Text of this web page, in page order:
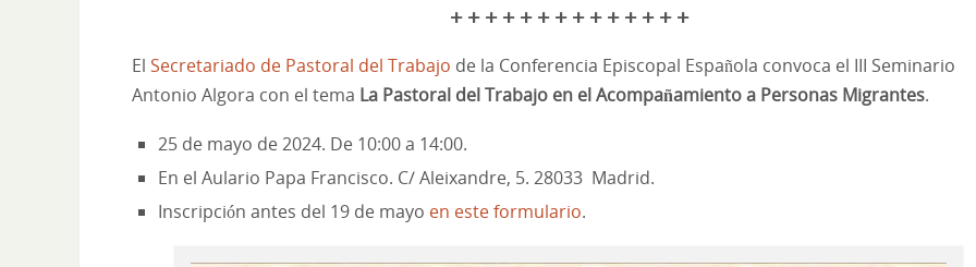
+ + + + + + + + + + + + + +
El Secretariado de Pastoral del Trabajo de la Conferencia Episcopal Española convoca el III Seminario
Antonio Algora con el tema La Pastoral del Trabajo en el Acompañamiento a Personas Migrantes.
25 de mayo de 2024. De 10:00 a 14:00.
En el Aulario Papa Francisco. C/ Aleixandre, 5. 28033 Madrid.
Inscripción antes del 19 de mayo en este formulario.